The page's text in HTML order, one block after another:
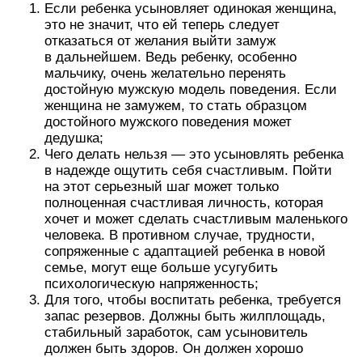
Если ребенка усыновляет одинокая женщина,
это не значит, что ей теперь следует
отказаться от желания выйти замуж
в дальнейшем. Ведь ребенку, особенно
мальчику, очень желательно перенять
достойную мужскую модель поведения. Если
женщина не замужем, то стать образцом
достойного мужского поведения может
дедушка;
Чего делать нельзя — это усыновлять ребенка
в надежде ощутить себя счастливым. Пойти
на этот серьезный шаг может только
полноценная счастливая личность, которая
хочет и может сделать счастливым маленького
человека. В противном случае, трудности,
сопряженные с адаптацией ребенка в новой
семье, могут еще больше усугубить
психологическую напряженность;
Для того, чтобы воспитать ребенка, требуется
запас резервов. Должны быть жилплощадь,
стабильный заработок, сам усыновитель
должен быть здоров. Он должен хорошо